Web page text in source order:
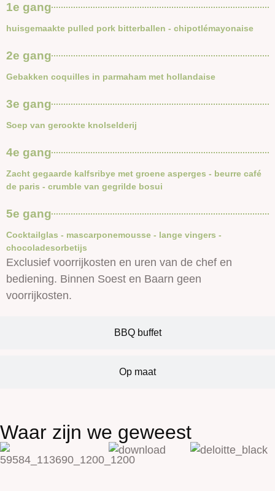
BBQ buffet
Op maat
1e gang
huisgemaakte pulled pork bitterballen - chipotlémayonaise
2e gang
Gebakken coquilles in parmaham met hollandaise
3e gang
Soep van gerookte knolselderij
4e gang
Zacht gegaarde kalfsribye met groene asperges - beurre café
de paris - crumble van gegrilde bosui
5e gang
Cocktailglas - mascarponemousse - lange vingers -
chocoladesorbetijs
Exclusief voorrijkosten en uren van de chef en
bediening. Binnen Soest en Baarn geen
voorrijkosten.
Waar zijn we geweest